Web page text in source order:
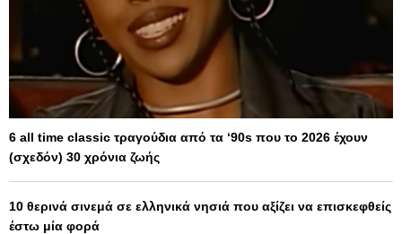
6 all time classic τραγούδια από τα ‘90s που το 2026 έχουν
(σχεδόν) 30 χρόνια ζωής
10 θερινά σινεμά σε ελληνικά νησιά που αξίζει να επισκεφθείς
έστω μία φορά